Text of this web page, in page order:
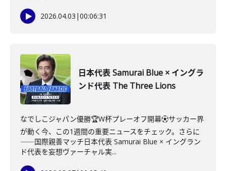
2026.04.03 |00:06:31
日本代表 Samurai Blue × イングラ
ンド代表 The Three Lions
なでしこジャパン優勝🏆W杯プレーオフ開幕⚽️サッカー界
が動く今、この1週間の重要ニュースをチェック。さらに
――国際親善マッチ日本代表 Samurai Blue × イングラン
ド代表を妄想ヴァーチャル実...